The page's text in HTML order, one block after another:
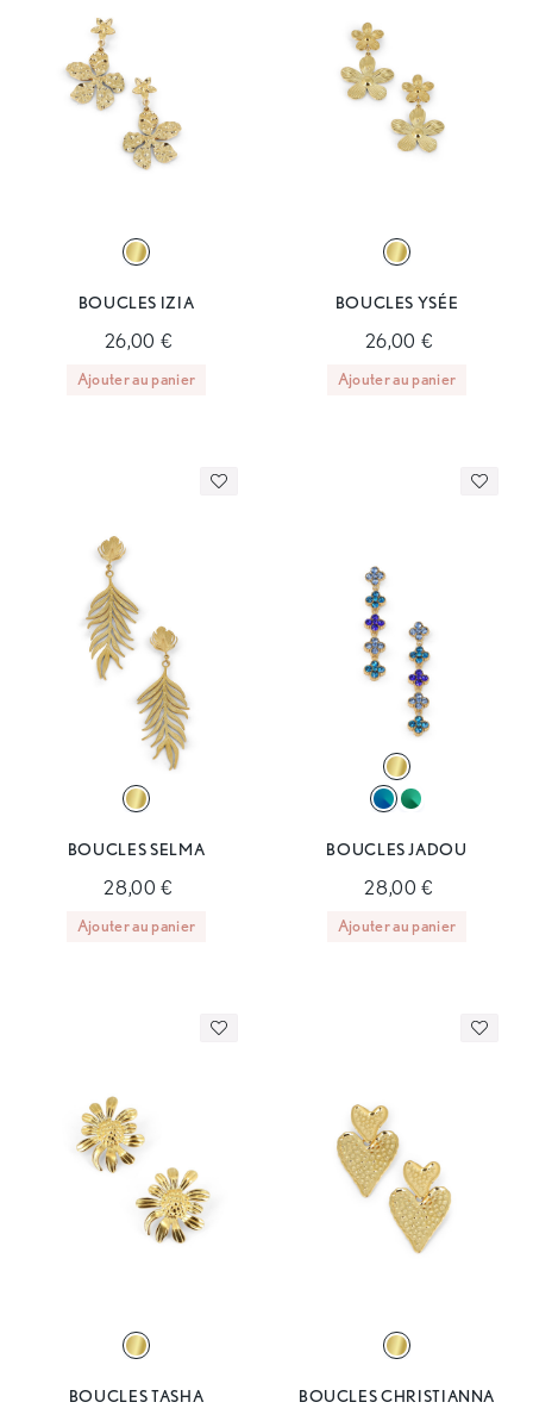
BOUCLES IZIA
26,00 €
Ajouter au panier
BOUCLES YSÉE
26,00 €
Ajouter au panier
BOUCLES SELMA
28,00 €
Ajouter au panier
BOUCLES JADOU
28,00 €
Ajouter au panier
BOUCLES TASHA BOUCLES CHRISTIANNA